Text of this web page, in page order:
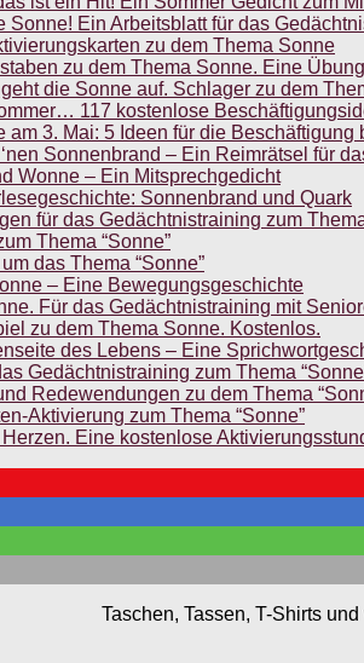
Sonne! Ein Arbeitsblatt für das
zu dem Thema Sonne
zu dem Thema Sonne. Eine
geht die Sonne auf. Schlager zu dem
117 kostenlose
am 3. Mai: 5 Ideen für die Beschäftigung
Sonnenbrand – Ein Reimrätsel für
Wonne – Ein Mitsprechgedicht
Sonnenbrand und Quark
für das Gedächtnistraining zum
Thema “Sonne”
das Thema “Sonne”
– Eine Bewegungsgeschichte
Für das Gedächtnistraining mit
zu dem Thema Sonne. Kostenlos.
des Lebens – Eine
Gedächtnistraining zum Thema
Redewendungen zu dem Thema
Aktivierung zum Thema “Sonne”
Eine kostenlose
Taschen, Tassen, T-Shirts